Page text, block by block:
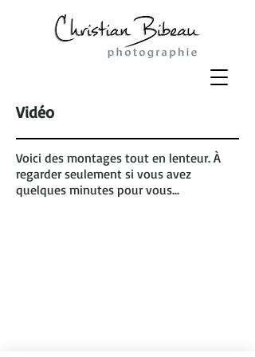
Vidéo
Voici des montages tout en lenteur. À
regarder seulement si vous avez
quelques minutes pour vous...